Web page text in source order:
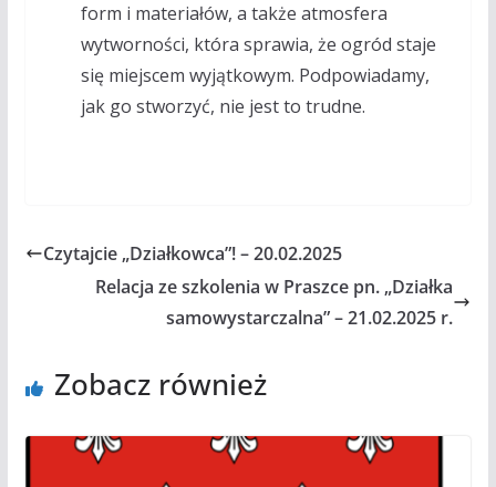
form i materiałów, a także atmosfera
wytworności, która sprawia, że ogród staje
się miejscem wyjątkowym. Podpowiadamy,
jak go stworzyć, nie jest to trudne.
Czytajcie „Działkowca”! – 20.02.2025
Relacja ze szkolenia w Praszce pn. „Działka
samowystarczalna” – 21.02.2025 r.
Zobacz również